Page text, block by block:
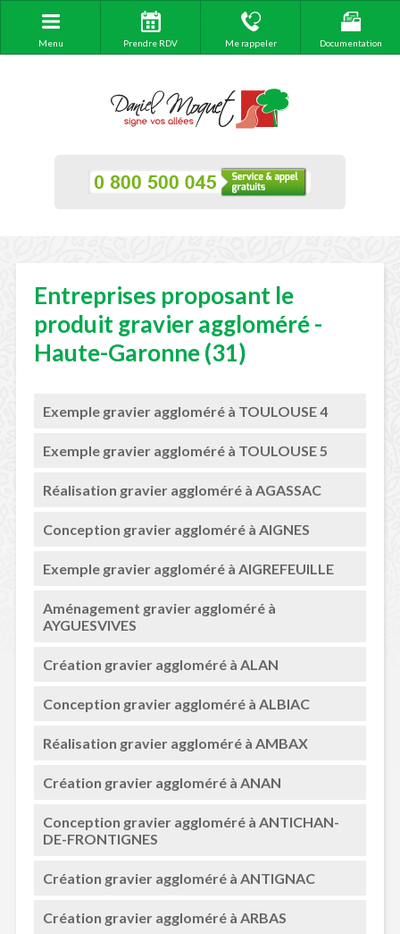
Menu Prendre RDV Me rappeler Documentation
Entreprises proposant le
produit gravier aggloméré -
Haute-Garonne (31)
Exemple gravier aggloméré à TOULOUSE 4
Exemple gravier aggloméré à TOULOUSE 5
Réalisation gravier aggloméré à AGASSAC
Conception gravier aggloméré à AIGNES
Exemple gravier aggloméré à AIGREFEUILLE
Aménagement gravier aggloméré à
AYGUESVIVES
Création gravier aggloméré à ALAN
Conception gravier aggloméré à ALBIAC
Réalisation gravier aggloméré à AMBAX
Création gravier aggloméré à ANAN
Conception gravier aggloméré à ANTICHAN-
DE-FRONTIGNES
Création gravier aggloméré à ANTIGNAC
Création gravier aggloméré à ARBAS